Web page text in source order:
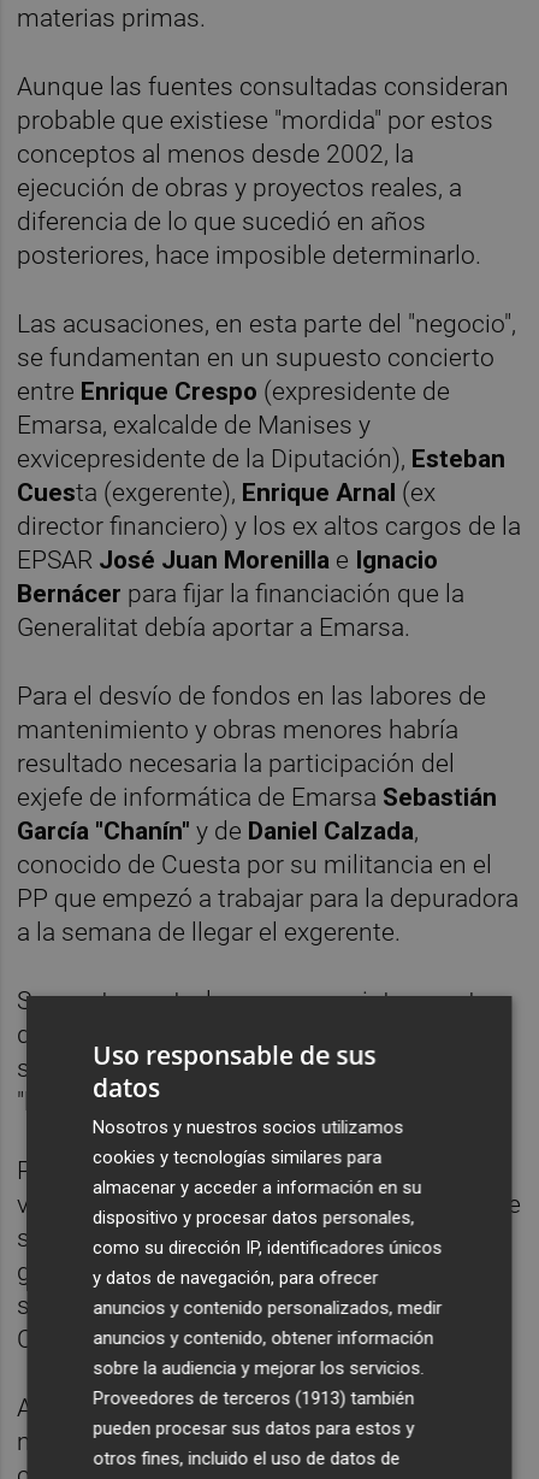
materias primas.
Aunque las fuentes consultadas consideran
probable que existiese "mordida" por estos
conceptos al menos desde 2002, la
ejecución de obras y proyectos reales, a
diferencia de lo que sucedió en años
posteriores, hace imposible determinarlo.
Las acusaciones, en esta parte del "negocio",
se fundamentan en un supuesto concierto
entre Enrique Crespo (expresidente de
Emarsa, exalcalde de Manises y
exvicepresidente de la Diputación), Esteban
Cuesta (exgerente), Enrique Arnal (ex
director financiero) y los ex altos cargos de la
EPSAR José Juan Morenilla e Ignacio
Bernácer para fijar la financiación que la
Generalitat debía aportar a Emarsa.
Para el desvío de fondos en las labores de
mantenimiento y obras menores habría
resultado necesaria la participación del
exjefe de informática de Emarsa Sebastián
García "Chanín"y de Daniel Calzada,
conocido de Cuesta por su militancia en el
PP que empezó a trabajar para la depuradora
a la semana de llegar el exgerente.
Supuestamente, las empresas interpuestas
de "Chanín" facturaron a Emarsa por obras y
servicios inexistentes y repartieron dinero
"líquido" entre los implicados.
Para ello, "Chanín" pudo haber implicado a
varios testaferros a quienes puso al frente de
supuestas empresas de construcción y
generó facturaciones "íntegramente falsas",
según las mismas fuentes, como las de
Construcciones Rocafort en 2005 y 2006.
A través de estos contratos de
mantenimiento, informática, regalos y otros
Uso responsable de sus
datos
Nosotros y nuestros socios utilizamos
cookies y tecnologías similares para
almacenar y acceder a información en su
dispositivo y procesar datos personales,
como su dirección IP, identificadores únicos
y datos de navegación, para ofrecer
anuncios y contenido personalizados, medir
anuncios y contenido, obtener información
sobre la audiencia y mejorar los servicios.
Proveedores de terceros (1913) también
pueden procesar sus datos para estos y
otros fines, incluido el uso de datos de